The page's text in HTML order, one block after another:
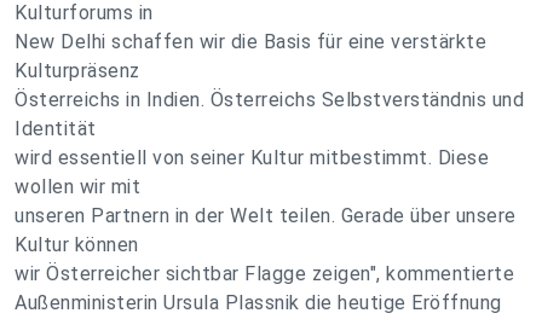
Kulturforums in
New Delhi schaffen wir die Basis für eine verstärkte
Kulturpräsenz
Österreichs in Indien. Österreichs Selbstverständnis und
Identität
wird essentiell von seiner Kultur mitbestimmt. Diese
wollen wir mit
unseren Partnern in der Welt teilen. Gerade über unsere
Kultur können
wir Österreicher sichtbar Flagge zeigen", kommentierte
Außenministerin Ursula Plassnik die heutige Eröffnung